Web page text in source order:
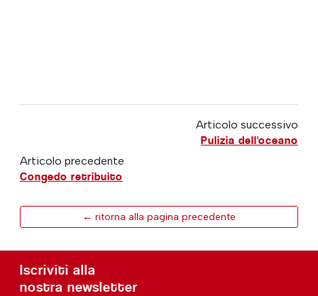
Articolo successivo
Pulizia dell'oceano
Articolo precedente
Congedo retribuito
← ritorna alla pagina precedente
Iscriviti alla
nostra newsletter